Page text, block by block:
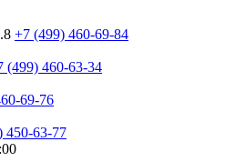
+7 (499) 460-69-84
(499) 460-63-34
69-76
450-63-77